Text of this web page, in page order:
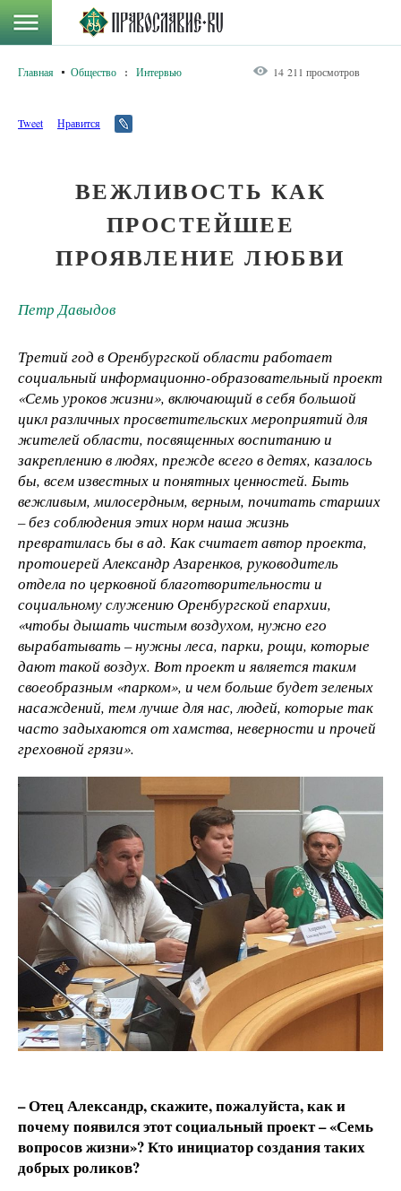
Главная Общество : Интервью 14 211 просмотров
Tweet Нравится
ВЕЖЛИВОСТЬ КАК
ПРОСТЕЙШЕЕ
ПРОЯВЛЕНИЕ ЛЮБВИ
Петр Давыдов
Третий год в Оренбургской области работает
социальный информационно-образовательный проект
«Семь уроков жизни», включающий в себя большой
цикл различных просветительских мероприятий для
жителей области, посвященных воспитанию и
закреплению в людях, прежде всего в детях, казалось
бы, всем известных и понятных ценностей. Быть
вежливым, милосердным, верным, почитать старших
– без соблюдения этих норм наша жизнь
превратилась бы в ад. Как считает автор проекта,
протоиерей Александр Азаренков, руководитель
отдела по церковной благотворительности и
социальному служению Оренбургской епархии,
«чтобы дышать чистым воздухом, нужно его
вырабатывать – нужны леса, парки, рощи, которые
дают такой воздух. Вот проект и является таким
своеобразным «парком», и чем больше будет зеленых
насаждений, тем лучше для нас, людей, которые так
часто задыхаются от хамства, неверности и прочей
греховной грязи».
– Отец Александр, скажите, пожалуйста, как и
почему появился этот социальный проект – «Семь
вопросов жизни»? Кто инициатор создания таких
добрых роликов?